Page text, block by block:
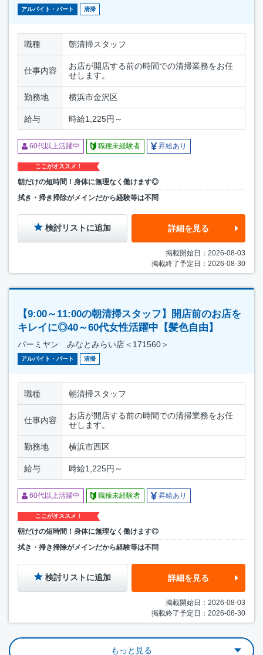
アルバイト・パート 清掃
職種 朝清掃スタッフ
仕事内容
お店が開店する前の時間での清掃業務をお任
せします。
勤務地 横浜市金沢区
給与 時給1,225円～
60代以上活躍中 職種未経験者 昇給あり
ここがオススメ！
朝だけの短時間！身体に無理なく働けます◎
拭き・掃き掃除がメインだから経験等は不問
検討リストに追加 詳細を見る
掲載開始日：2026-08-03
掲載終了予定日：2026-08-30
【9:00～11:00の朝清掃スタッフ】開店前のお店を
キレイに◎40～60代女性活躍中【髪色自由】
バーミヤン みなとみらい店＜171560＞
アルバイト・パート 清掃
職種 朝清掃スタッフ
仕事内容
お店が開店する前の時間での清掃業務をお任
せします。
勤務地 横浜市西区
給与 時給1,225円～
60代以上活躍中 職種未経験者 昇給あり
ここがオススメ！
朝だけの短時間！身体に無理なく働けます◎
拭き・掃き掃除がメインだから経験等は不問
検討リストに追加 詳細を見る
掲載開始日：2026-08-03
掲載終了予定日：2026-08-30
もっと見る